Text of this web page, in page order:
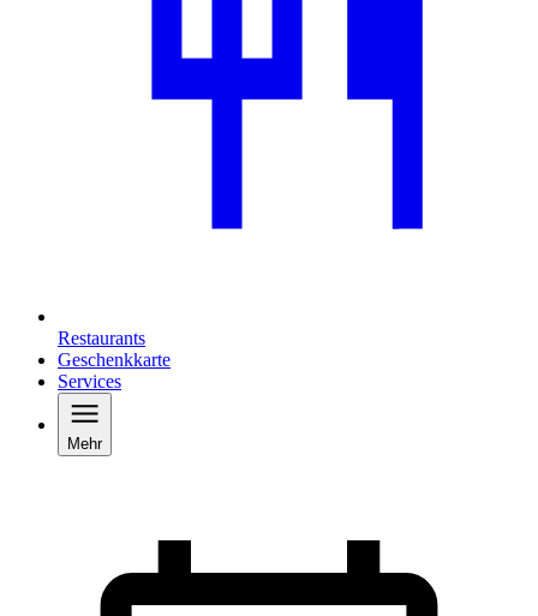
Restaurants
Geschenkkarte
Services
Mehr